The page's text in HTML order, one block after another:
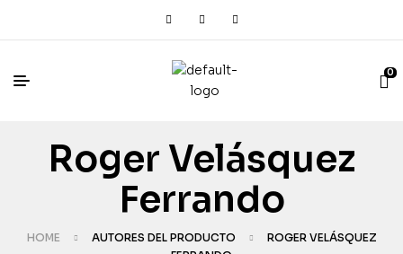
0
Roger Velásquez
Ferrando
HOME AUTORES DEL PRODUCTO
ROGER VELÁSQUEZ